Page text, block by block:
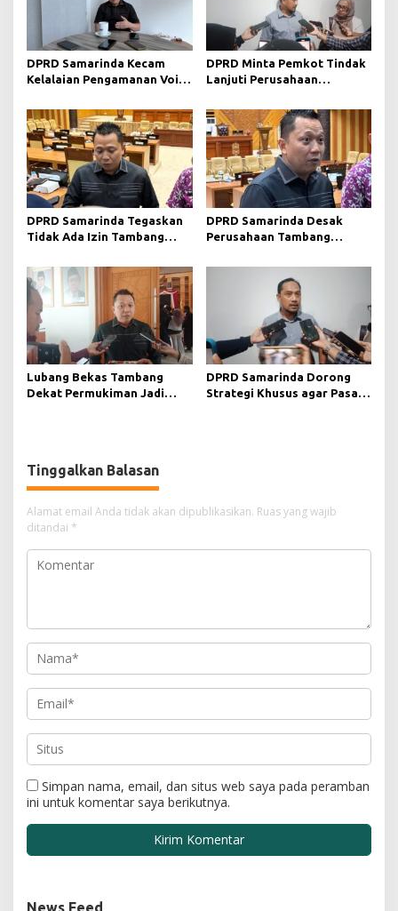
s
DPRD Samarinda Kecam
Kelalaian Pengamanan Void
Korban Jiwa
DPRD Minta Pemkot Tindak
Lanjuti Perusahaan
DPRD Samarinda Tegaskan
Tidak Ada Izin Tambang
DPRD Samarinda Desak
Perusahaan Tambang
Pascatambang
Lubang Bekas Tambang
Dekat Permukiman Jadi
DPRD Samarinda Dorong
Strategi Khusus agar Pasar
Tinggalkan Balasan
Alamat email Anda tidak akan dipublikasikan. Ruas yang wajib
ditandai *
Simpan nama, email, dan situs web saya pada peramban
ini untuk komentar saya berikutnya.